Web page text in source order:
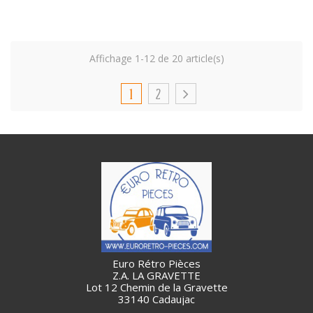
Affichage 1-12 de 20 article(s)
1 2
Euro Rétro Pièces
Z.A. LA GRAVETTE
Lot 12 Chemin de la Gravette
33140 Cadaujac